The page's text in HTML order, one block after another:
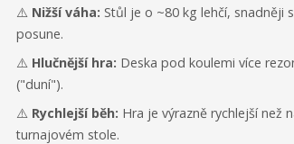
⚠️ Nižší váha: Stůl je o ~80 kg lehčí, snadněji
posune.
⚠️ Hlučnější hra: Deska pod koulemi více
("duní").
⚠️ Rychlejší běh: Hra je výrazně rychlejší než
turnajovém stole.